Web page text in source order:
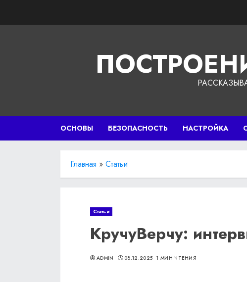
ОСНОВЫ БЕЗОПАСНОСТЬ НАСТРОЙКА
Главная » Статьи
Статьи
КручуВерчу:
ADMIN 08.12.2025 1 МИН ЧТЕНИЯ